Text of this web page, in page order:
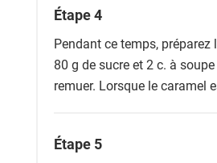
Étape 4
Pendant ce temps,
80 g de sucre et 2 c. à
remuer. Lorsque le caramel
Étape 5